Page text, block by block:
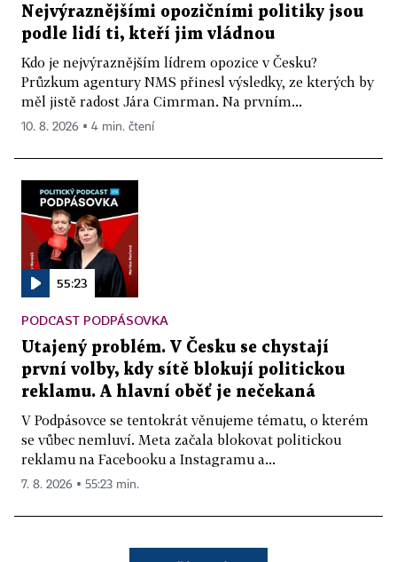
Nejvýraznějšími opozičními politiky jsou
podle lidí ti, kteří jim vládnou
Kdo je nejvýraznějším lídrem opozice v Česku?
Průzkum agentury NMS přinesl výsledky, ze kterých by
měl jistě radost Jára Cimrman. Na prvním...
10. 8. 2026 ▪ 4 min. čtení
55:23
PODCAST PODPÁSOVKA
Utajený problém. V Česku se chystají
první volby, kdy sítě blokují politickou
reklamu. A hlavní oběť je nečekaná
V Podpásovce se tentokrát věnujeme tématu, o kterém
se vůbec nemluví. Meta začala blokovat politickou
reklamu na Facebooku a Instagramu a...
7. 8. 2026 ▪ 55:23 min.